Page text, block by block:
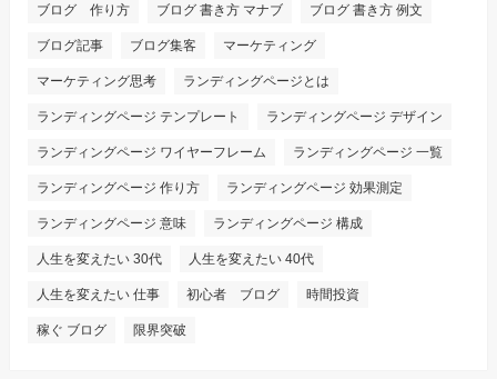
ブログ 作り方 ブログ 書き方 マナブ ブログ 書き方 例文
ブログ記事 ブログ集客 マーケティング
マーケティング思考 ランディングページとは
ランディングページ テンプレート ランディングページ デザイン
ランディングページ ワイヤーフレーム ランディングページ 一覧
ランディングページ 作り方 ランディングページ 効果測定
ランディングページ 意味 ランディングページ 構成
人生を変えたい 30代 人生を変えたい 40代
人生を変えたい 仕事 初心者 ブログ 時間投資
稼ぐ ブログ 限界突破